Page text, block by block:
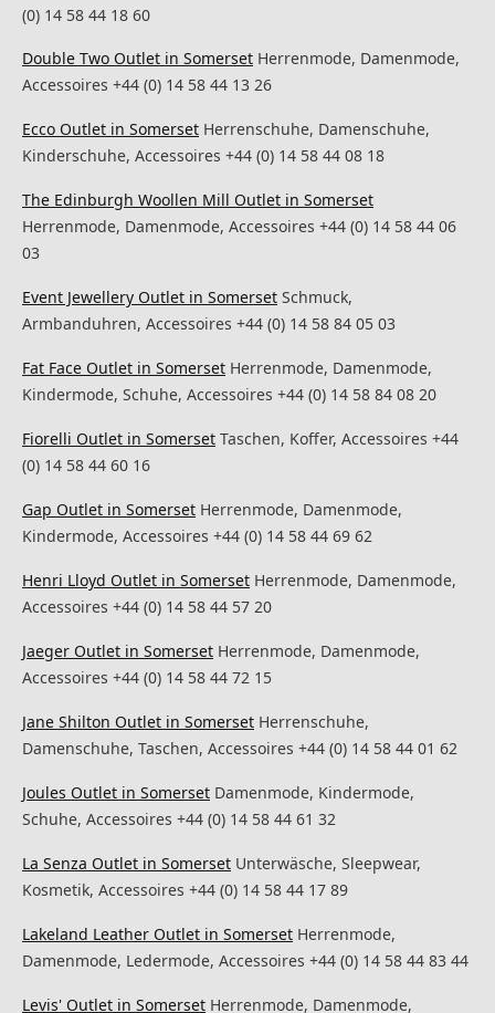
(0) 14 58 44 18 60
Double Two Outlet in Somerset Herrenmode, Damenmode,
Accessoires +44 (0) 14 58 44 13 26
Ecco Outlet in Somerset Herrenschuhe, Damenschuhe,
Kinderschuhe, Accessoires +44 (0) 14 58 44 08 18
The Edinburgh Woollen Mill Outlet in Somerset
Herrenmode, Damenmode, Accessoires +44 (0) 14 58 44 06
03
Event Jewellery Outlet in Somerset Schmuck,
Armbanduhren, Accessoires +44 (0) 14 58 84 05 03
Fat Face Outlet in Somerset Herrenmode, Damenmode,
Kindermode, Schuhe, Accessoires +44 (0) 14 58 84 08 20
Fiorelli Outlet in Somerset Taschen, Koffer, Accessoires +44
(0) 14 58 44 60 16
Gap Outlet in Somerset Herrenmode, Damenmode,
Kindermode, Accessoires +44 (0) 14 58 44 69 62
Henri Lloyd Outlet in Somerset Herrenmode, Damenmode,
Accessoires +44 (0) 14 58 44 57 20
Jaeger Outlet in Somerset Herrenmode, Damenmode,
Accessoires +44 (0) 14 58 44 72 15
Jane Shilton Outlet in Somerset Herrenschuhe,
Damenschuhe, Taschen, Accessoires +44 (0) 14 58 44 01 62
Joules Outlet in Somerset Damenmode, Kindermode,
Schuhe, Accessoires +44 (0) 14 58 44 61 32
La Senza Outlet in Somerset Unterwäsche, Sleepwear,
Kosmetik, Accessoires +44 (0) 14 58 44 17 89
Lakeland Leather Outlet in Somerset Herrenmode,
Damenmode, Ledermode, Accessoires +44 (0) 14 58 44 83 44
Levis' Outlet in Somerset Herrenmode, Damenmode,